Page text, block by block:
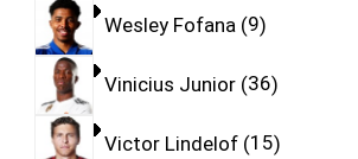
Wesley Fofana 9
Vinicius Junior 36
Victor Lindelof 15